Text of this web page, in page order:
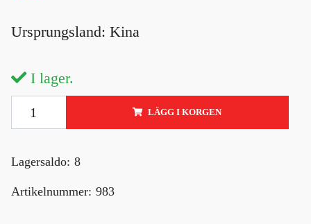
Ursprungsland: Kina
I lager.
LÄGG I KORGEN
Lagersaldo: 8
Artikelnummer: 983